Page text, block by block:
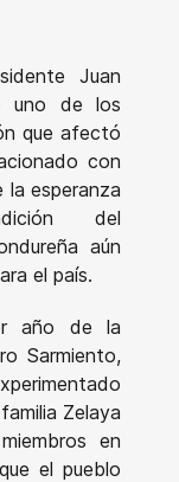
Juan
uno de los
que afectó
con
la esperanza
del
aún
el país.
año de la
Sarmiento,
Zelaya
en
el pueblo